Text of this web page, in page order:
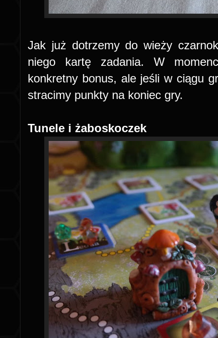
Jak już dotrzemy do wieży
niego kartę zadania. W
konkretny bonus, ale jeśli w ciągu
stracimy punkty na koniec gry.
Tunele i żaboskoczek